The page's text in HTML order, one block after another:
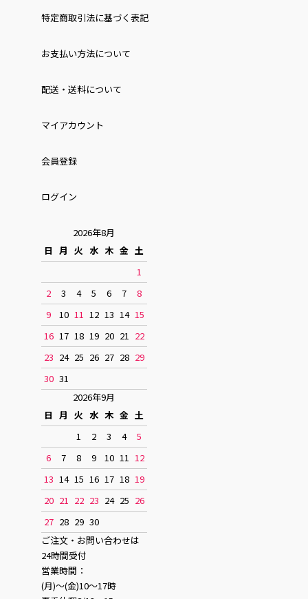
特定商取引法に基づく表記
お⽀払い⽅法について
配送・送料について
マイアカウント
会員登録
ログイン
2026年8月
日 月 火 水 木 金 土
1
2
3 4 5 6 7
8
9
10 11 12 13 14 15
16 17 18 19 20 21 22
23 24 25 26 27 28 29
30 31
2026年9月
日 月 火 水 木 金 土
1
2 3 4
5
6
7 8 9 10 11 12
13 14 15 16 17 18 19
20 21 22 23 24 25 26
27 28 29 30
ご注文・お問い合わせは
24時間受付
営業時間：
(月)〜(金)10〜17時